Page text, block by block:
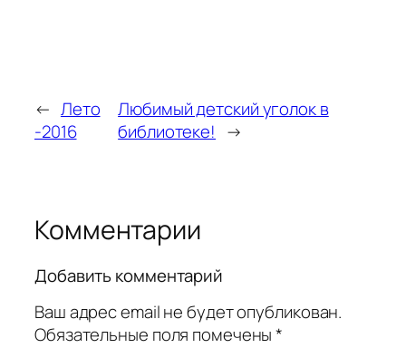
← Лето
-2016
Любимый детский уголок в
библиотеке! →
Комментарии
Добавить комментарий
Ваш адрес email не будет опубликован.
Обязательные поля помечены*